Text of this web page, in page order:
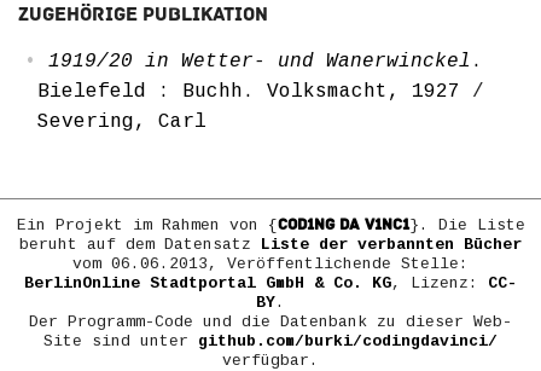
Zugehörige Publikation
1919/20 in Wetter- und Wanerwinckel .
Bielefeld : Buchh. Volksmacht, 1927
/
Severing, Carl
Ein Projekt im Rahmen von {COD1NG DA V1NC1}. Die Liste
beruht auf dem Datensatz
Liste der verbannten Bücher
vom 06.06.2013, Veröffentlichende Stelle:
BerlinOnline Stadtportal GmbH & Co. KG, Lizenz: CC-
BY.
Der Programm-Code und die Datenbank zu dieser Web-
Site sind unter github.com/burki/codingdavinci/
verfügbar.